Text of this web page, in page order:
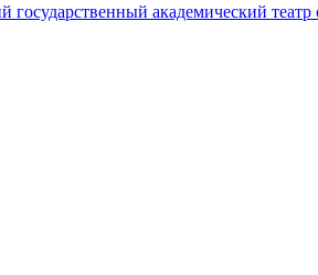
государственный академический театр